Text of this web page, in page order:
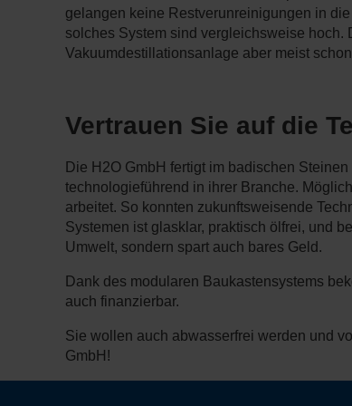
gelangen keine Restverunreinigungen in
solches System sind vergleichsweise
Vakuumdestillationsanlage aber meist
Vertrauen Sie auf die
Die H2O GmbH fertigt im badischen
technologieführend in ihrer Branche.
arbeitet. So konnten zukunftsweisende
Systemen ist glasklar, praktisch ölfrei, und
Umwelt, sondern spart auch bares Geld.
Dank des modularen Baukastensystems
auch finanzierbar.
Sie wollen auch abwasserfrei werden und
GmbH!